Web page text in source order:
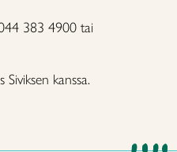
383 4900 tai
kanssa.